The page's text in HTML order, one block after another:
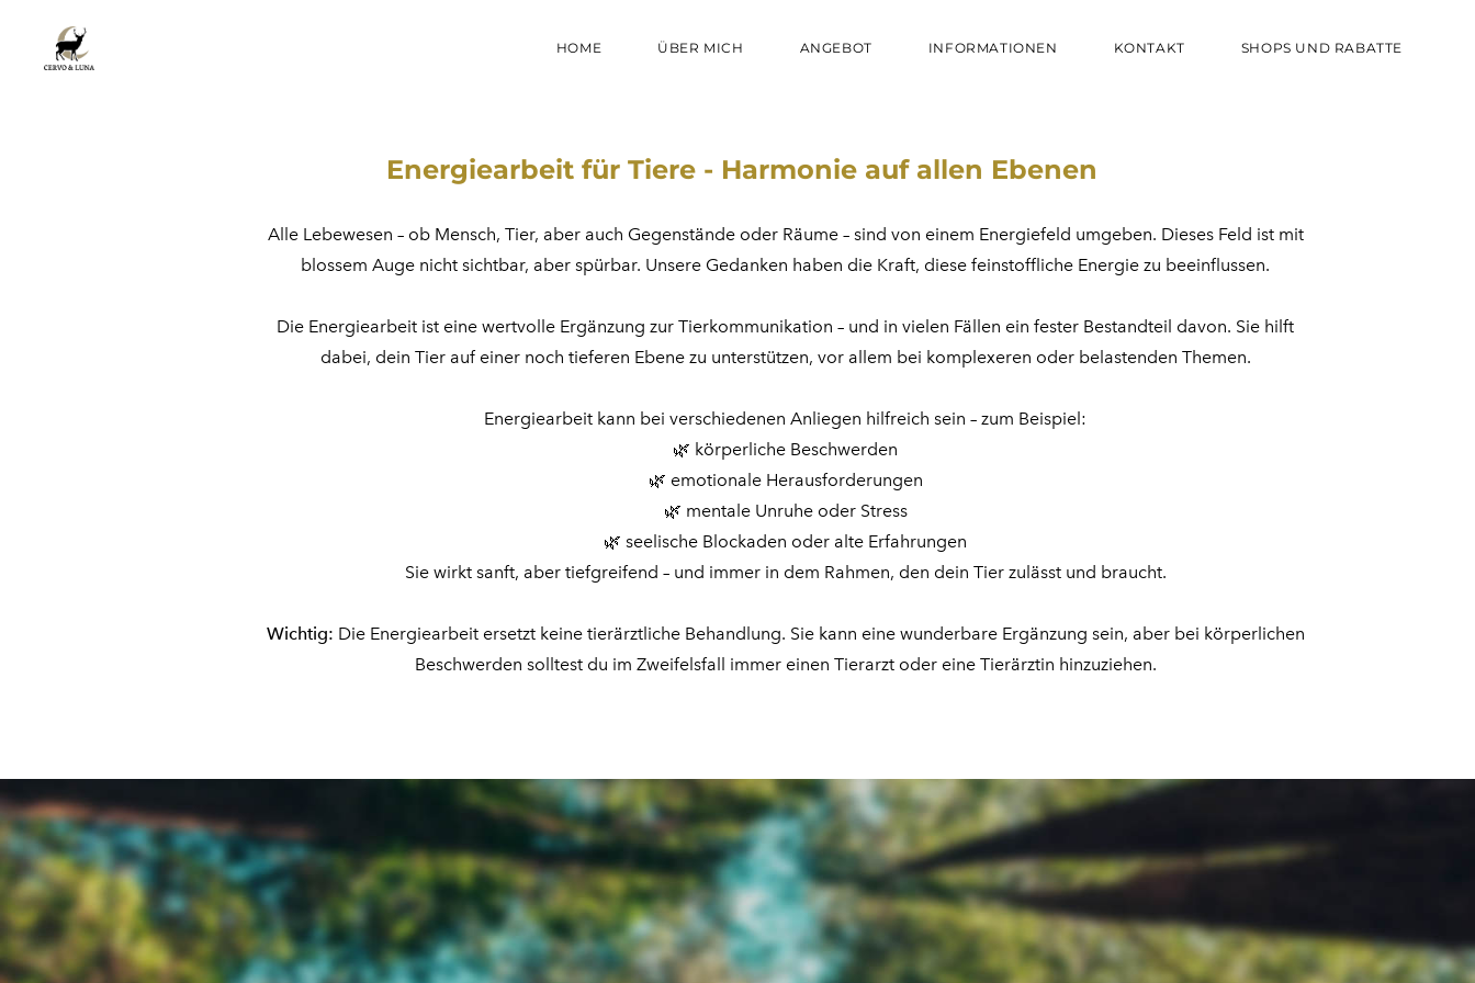
HOME ÜBER MICH ANGEBOT INFORMATIONEN KONTAKT SHOPS UND RABATTE
Energiearbeit für Tiere - Harmonie auf allen Ebenen
Alle Lebewesen – ob Mensch, Tier, aber auch Gegenstände oder Räume – sind von einem Energiefeld umgeben. Dieses Feld ist mit
blossem Auge nicht sichtbar, aber spürbar. Unsere Gedanken haben die Kraft, diese feinstoffliche Energie zu beeinflussen.
Die Energiearbeit ist eine wertvolle Ergänzung zur Tierkommunikation – und in vielen Fällen ein fester Bestandteil davon. Sie hilft
dabei, dein Tier auf einer noch tieferen Ebene zu unterstützen, vor allem bei komplexeren oder belastenden Themen.
Energiearbeit kann bei verschiedenen Anliegen hilfreich sein – zum Beispiel:
🌿 körperliche Beschwerden
🌿 emotionale Herausforderungen
🌿 mentale Unruhe oder Stress
🌿 seelische Blockaden oder alte Erfahrungen
Sie wirkt sanft, aber tiefgreifend – und immer in dem Rahmen, den dein Tier zulässt und braucht.
Wichtig: Die Energiearbeit ersetzt keine tierärztliche Behandlung. Sie kann eine wunderbare Ergänzung sein, aber bei körperlichen
Beschwerden solltest du im Zweifelsfall immer einen Tierarzt oder eine Tierärztin hinzuziehen.